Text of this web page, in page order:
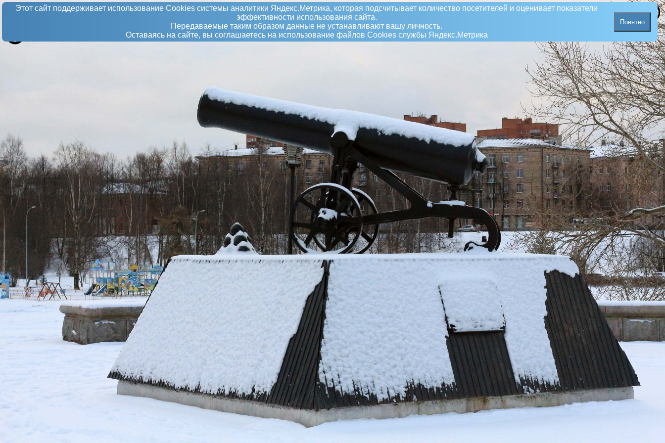
Этот сайт поддерживает использование Сookies системы аналитики Яндекс.Метрика, которая подсчитывает количество посетителей и оценивает показатели
эффективности использования сайта.
Передаваемые таким образом данные не устанавливают вашу личность.
Оставаясь на сайте, вы соглашаетесь на использование файлов Сookies службы Яндекс.Метрика
Понятно